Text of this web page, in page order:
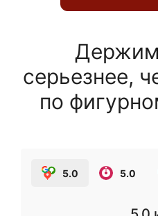
серьезнее,
по
5.0 5.0